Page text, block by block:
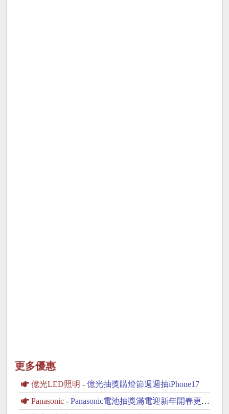
更多優惠
億光LED照明 - 億光抽獎購燈節週週抽iPhone17
Panasonic - Panasonic電池抽獎滿電迎新年開春更有勁抽滾筒洗衣機